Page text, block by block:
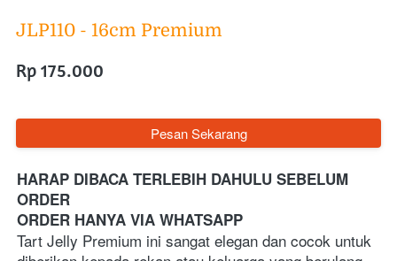
JLP110 - 16cm Premium
Rp 175.000
`Pesan Sekarang
HARAP DIBACA TERLEBIH DAHULU SEBELUM
ORDER
ORDER HANYA VIA WHATSAPP
Tart Jelly Premium ini sangat elegan dan cocok untuk